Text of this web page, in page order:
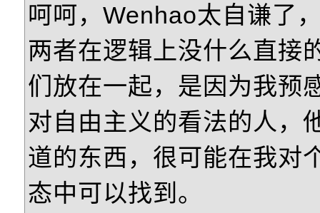
呵呵，Wenhao太自谦了
两者在逻辑上没什么直接
们放在一起，是因为我预
对自由主义的看法的人，
道的东西，很可能在我对
态中可以找到。